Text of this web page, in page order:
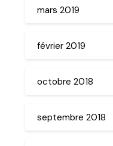
mars 2019
février 2019
octobre 2018
septembre 2018